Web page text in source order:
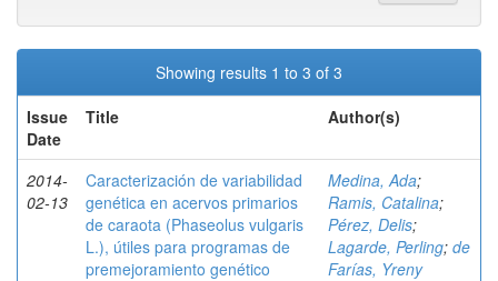
Showing results 1 to 3 of 3
Issue
Date
Title Author(s)
2014-
02-13
Caracterización de variabilidad
genética en acervos primarios
de caraota (Phaseolus vulgaris
L.), útiles para programas de
premejoramiento genético
Medina, Ada;
Ramis, Catalina;
Pérez, Delis;
Lagarde, Perling; de
Farías, Yreny